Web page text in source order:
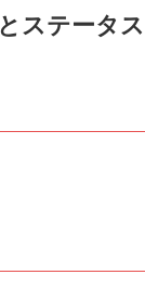
ステータス